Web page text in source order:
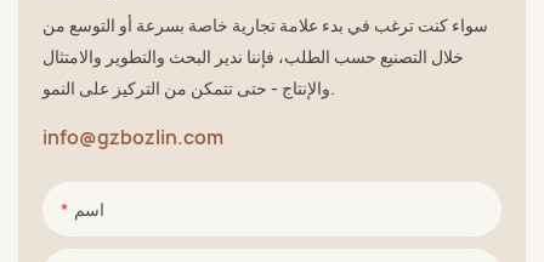
سواء كنت ترغب في بدء علامة تجارية خاصة بسرعة أو التوسع من
خلال التصنيع حسب الطلب، فإننا ندير البحث والتطوير والامتثال
والإنتاج - حتى تتمكن من التركيز على النمو.
info@gzbozlin.com
اسم